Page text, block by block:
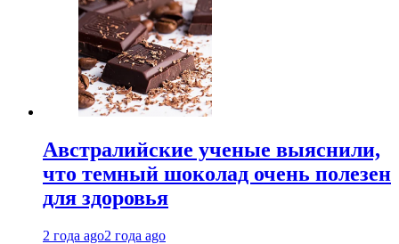
Австралийские ученые выяснили,
что темный шоколад очень полезен
для здоровья
2 года ago2 года ago